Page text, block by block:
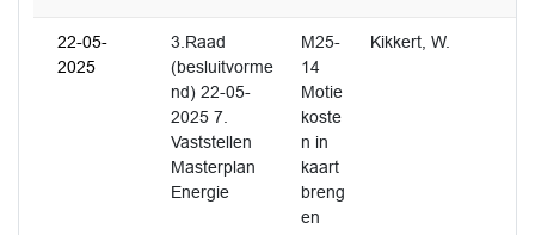
22-05-
2025
3.Raad
(besluitvorme
nd) 22-05-
2025 7.
Vaststellen
Masterplan
Energie
M25-
14
Motie
koste
n in
kaart
breng
en
Kikkert, W.